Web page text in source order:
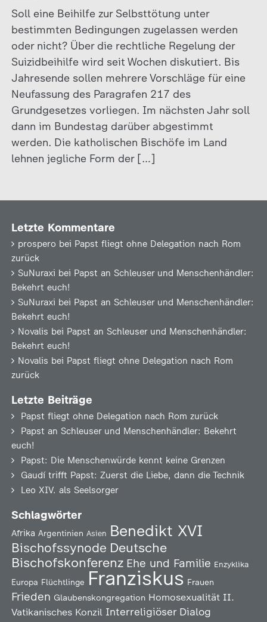
Soll eine Beihilfe zur Selbsttötung unter
bestimmten Bedingungen zugelassen werden
oder nicht? Über die rechtliche Regelung der
Suizidbeihilfe wird seit Wochen diskutiert. Bis
Jahresende sollen mehrere Vorschläge für eine
Neufassung des Paragrafen 217 des
Grundgesetzes vorliegen. Im nächsten Jahr soll
dann im Bundestag darüber abgestimmt
werden. Die katholischen Bischöfe im Land
lehnen jegliche Form der […]
Letzte Kommentare
prospero bei Papst fliegt ohne Delegation nach Rom
zurück
SuNuraxi bei Papst an Schleuser und Menschenhändler:
Bekehrt euch!
SuNuraxi bei Papst an Schleuser und Menschenhändler:
Bekehrt euch!
Novalis bei Papst an Schleuser und Menschenhändler:
Bekehrt euch!
Novalis bei Papst fliegt ohne Delegation nach Rom
zurück
Letzte Beiträge
Papst fliegt ohne Delegation nach Rom zurück
Papst an Schleuser und Menschenhändler: Bekehrt
euch!
Papst: Die Menschenwürde kennt keine Grenzen
Gaudí trifft Papst: Zuerst die Liebe, dann die Technik
Leo XIV. als Seelsorger
Schlagwörter
Afrika Argentinien Asien Benedikt XVI
Bischofssynode Deutsche
Bischofskonferenz Ehe und Familie Enzyklika
Europa Flüchtlinge Franziskus Frauen
Frieden Glaubenskongregation Homosexualität II.
Vatikanisches Konzil Interreligiöser Dialog